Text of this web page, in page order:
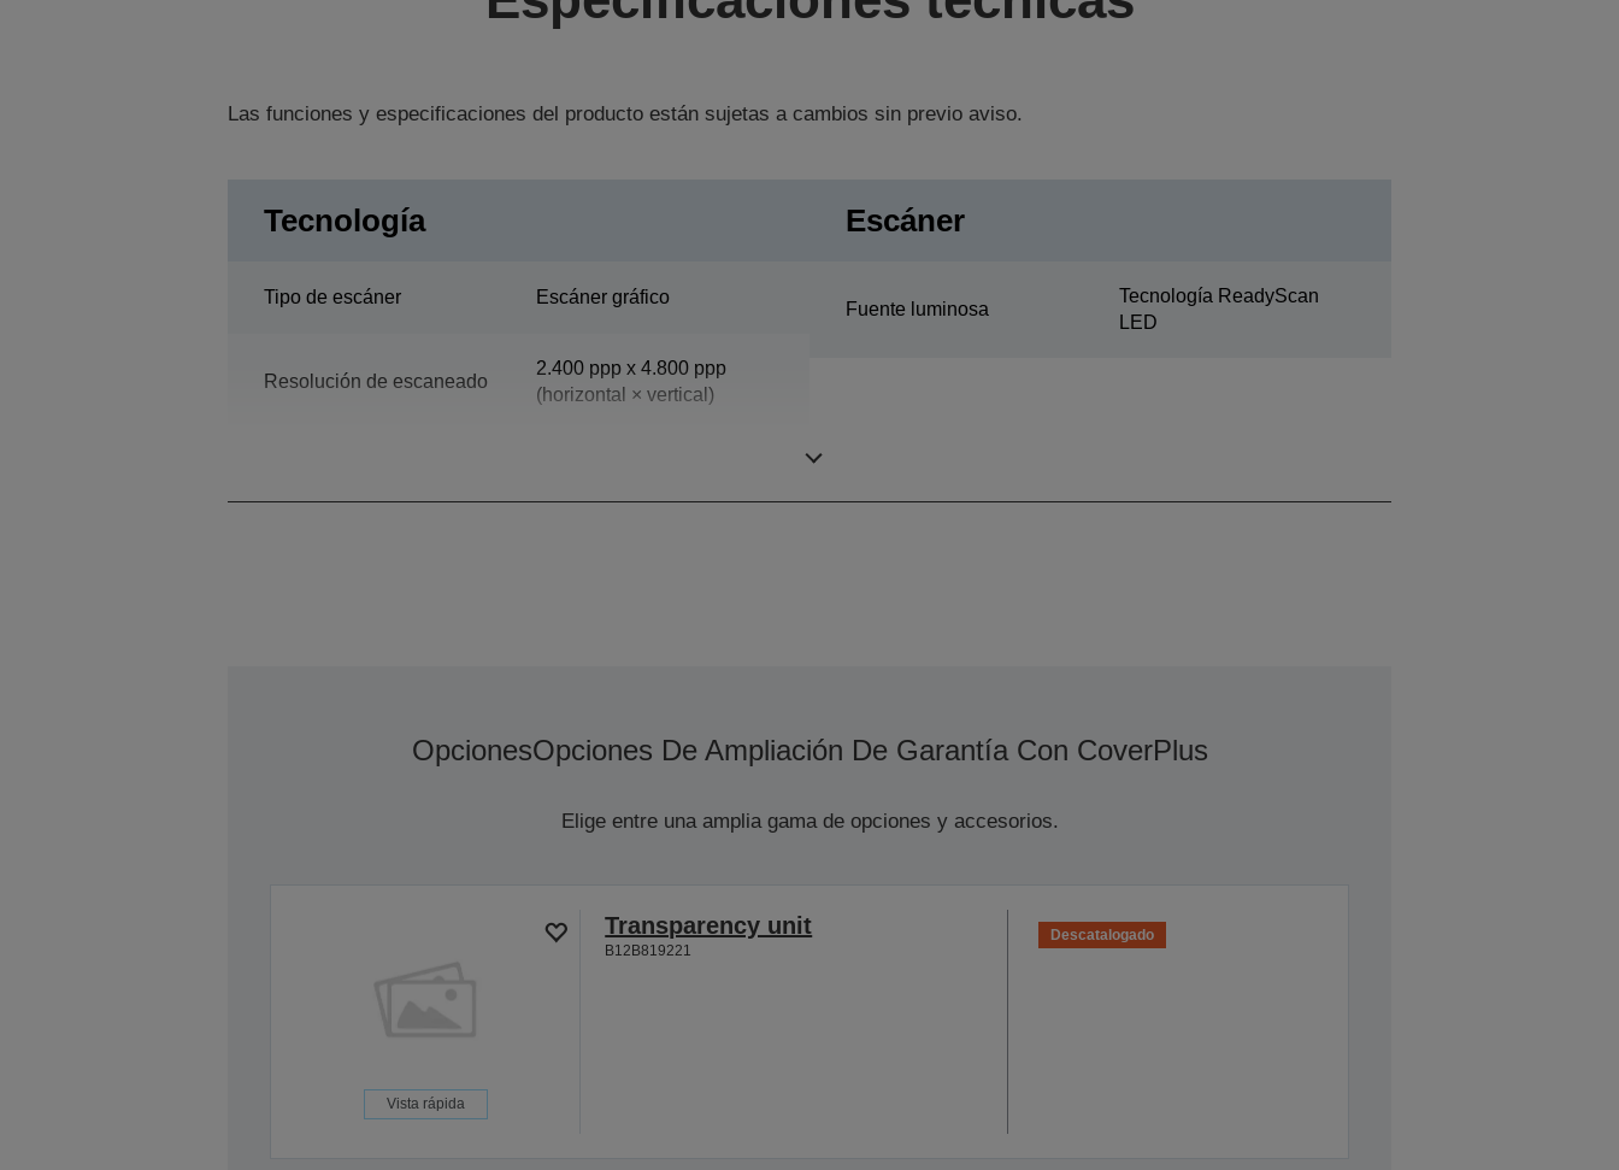
Las funciones y especificaciones del producto están sujetas a cambios sin previo aviso.
Tecnología
Tipo de escáner Escáner gráfico
Resolución de escaneado
2.400 ppp x 4.800 ppp
(horizontal × vertical)
Escáner
Fuente luminosa
Tecnología ReadyScan
LED
OpcionesOpciones De Ampliación De Garantía Con CoverPlus
Elige entre una amplia gama de opciones y accesorios.
Vista rápida
Transparency unit
B12B819221
Descatalogado